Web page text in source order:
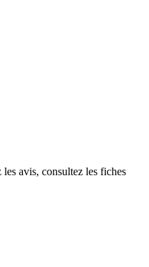
avis, consultez les fiches